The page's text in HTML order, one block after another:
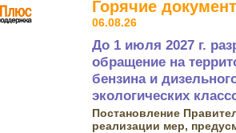
Горячие
06.08.26
До 1 июля 2027 г.
обращение на
бензина и
экологических
Постановление
реализации мер,